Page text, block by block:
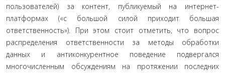
пользователей) за контент, публикуемый на интернет-
платформах («с большой силой приходит большая
ответственность»). При этом стоит отметить, что вопрос
распределения ответственности за методы обра­ботки
данных и антиконкурентное поведение подвергался
многочисленным обсуждениям на протяжении последних